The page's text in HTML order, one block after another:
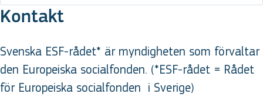
Kontakt
Svenska ESF-rådet* är myndigheten som förvaltar
den Europeiska socialfonden. (*ESF-rådet = Rådet
för Europeiska socialfonden i Sverige)